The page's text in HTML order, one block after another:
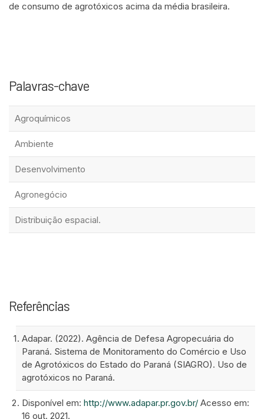
de consumo de agrotóxicos acima da média brasileira.
Palavras-chave
Agroquímicos
Ambiente
Desenvolvimento
Agronegócio
Distribuição espacial.
Referências
Adapar. (2022). Agência de Defesa Agropecuária do
Paraná. Sistema de Monitoramento do Comércio e Uso
de Agrotóxicos do Estado do Paraná (SIAGRO). Uso de
agrotóxicos no Paraná.
Disponível em: http://www.adapar.pr.gov.br/ Acesso em:
16 out. 2021.